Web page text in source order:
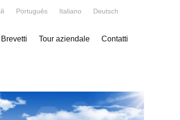
Português Italiano Deutsch
Brevetti Tour aziendale Contatti